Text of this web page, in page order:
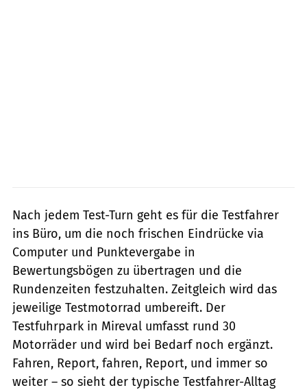
Nach jedem Test-Turn geht es für die Testfahrer
ins Büro, um die noch frischen Eindrücke via
Computer und Punktevergabe in
Bewertungsbögen zu übertragen und die
Rundenzeiten festzuhalten. Zeitgleich wird das
jeweilige Testmotorrad umbereift. Der
Testfuhrpark in Mireval umfasst rund 30
Motorräder und wird bei Bedarf noch ergänzt.
Fahren, Report, fahren, Report, und immer so
weiter – so sieht der typische Testfahrer-Alltag